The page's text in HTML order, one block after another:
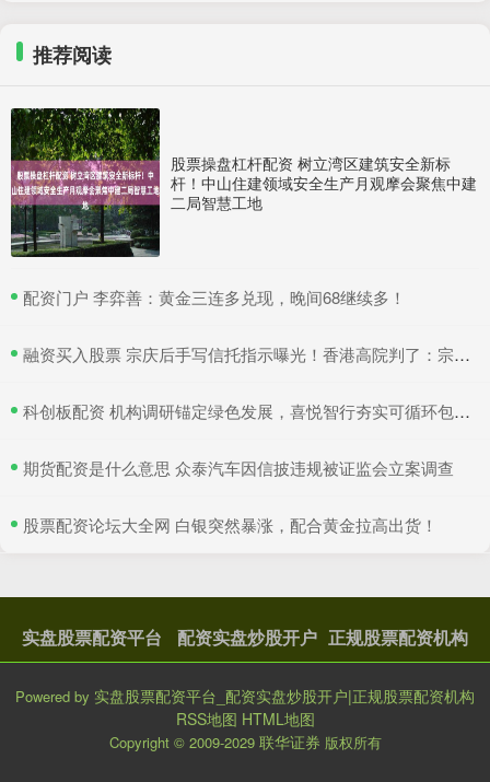
推荐阅读
股票操盘杠杆配资 树立湾区建筑安全新标
杆！中山住建领域安全生产月观摩会聚焦中建
二局智慧工地
​配资门户 李弈善：黄金三连多兑现，晚间68继续多！
​融资买入股票 宗庆后手写信托指示曝光！香港高院判了：宗馥莉暂不得挪动汇丰账户资产
​科创板配资 机构调研锚定绿色发展，喜悦智行夯实可循环包装行业优势
​期货配资是什么意思 众泰汽车因信披违规被证监会立案调查
​股票配资论坛大全网 白银突然暴涨，配合黄金拉高出货！
实盘股票配资平台 配资实盘炒股开户 正规股票配资机构
Powered by 实盘股票配资平台_配资实盘炒股开户|正规股票配资机构
RSS地图 HTML地图
Copyright © 2009-2029 联华证券 版权所有